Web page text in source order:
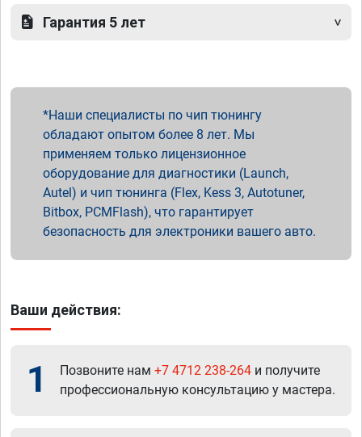
Гарантия 5 лет
Наши специалисты по чип тюнингу
обладают опытом более 8 лет. Мы
применяем только лицензионное
оборудование для диагностики (Launch,
Autel) и чип тюнинга (Flex, Kess 3, Autotuner,
Bitbox, PCMFlash), что гарантирует
безопасность для электроники вашего авто.
Ваши действия:
1 Позвоните нам +7 4712 238-264 и получите
профессиональную консультацию у мастера.